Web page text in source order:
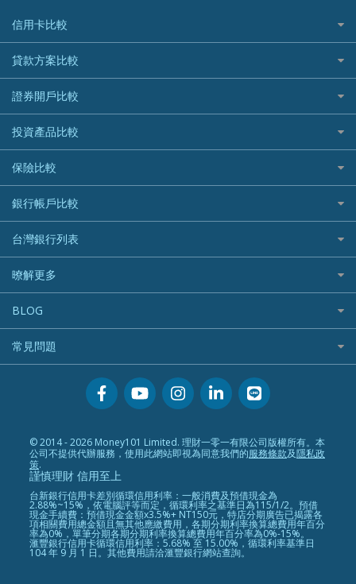
信用卡比較
信用卡情境類別推薦
所有信用卡
精選推薦
國內外現金回饋
繳稅優惠
航空哩程回饋
加油優惠
分期零利率優惠
首刷禮優惠
網購優惠
行動支付優惠
旅遊訂房優惠
貸款方案比較
快速線上貸款推薦
最完整貸款資訊一次看
繳稅貸款
貸款計算機
車貸計算機
精選貸款推薦
信貸利率比較
一般個人貸款
優質客戶貸款
小額借款
循環貸款
汽機車貸款比較
信用貸款銀行列表
債務整合
24小時內入帳貸款
證券開戶比較
台股證券戶
美股證券戶
投資產品比較
機器人投資
加密貨幣
外幣定存
保險比較
住宅險
汽車保險
機車保險
寵物險
銀行帳戶比較
財富管理帳戶
數位存款帳戶
美元定存
台灣銀行列表
銀行與合作機構列表
銀行客服電話
暸解更多
加入我們
訂閱電子報
媒體聯絡
關於我們
BLOG
專欄文章
常見問題
活動禮贈品兌換相關
會員相關常見問題
金融商品常見問題
© 2014 - 2026 Money101 Limited. 理財一零一有限公司版權所有。本
公司不提供代辦服務，使用此網站即視為同意我們的服務條款及隱私政
策.
謹慎理財 信用至上
台新銀行信用卡差別循環信用利率：一般消費及預借現金為
2.88%~15%，依電腦評等而定，循環利率之基準日為115/1/2。預借
現金手續費：預借現金金額x3.5%+ NT150元，特店分期廣告已揭露各
項相關費用總金額且無其他應繳費用，各期分期利率換算總費用年百分
率為0%，單筆分期各期分期利率換算總費用年百分率為0%-15%。
滙豐銀行信用卡循環信用利率：5.68% 至 15.00%，循環利率基準日
104 年 9 月 1 日。其他費用請洽滙豐銀行網站查詢。